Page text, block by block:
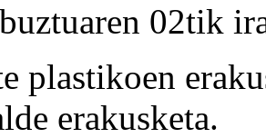
02tik
plastikoen
erakusketa.